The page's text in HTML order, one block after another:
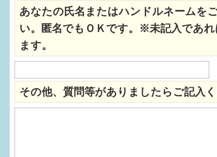
あなたの氏名またはハンドルネームを
い。匿名でもＯＫです。※未記入であ
ます。
その他、質問等がありましたらご記入